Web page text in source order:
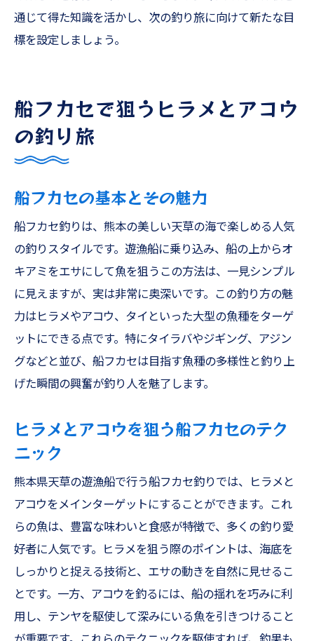
通じて得た知識を活かし、次の釣り旅に向けて新たな目
標を設定しましょう。
船フカセで狙うヒラメとアコウ
の釣り旅
船フカセの基本とその魅力
船フカセ釣りは、熊本の美しい天草の海で楽しめる人気
の釣りスタイルです。遊漁船に乗り込み、船の上からオ
キアミをエサにして魚を狙うこの方法は、一見シンプル
に見えますが、実は非常に奥深いです。この釣り方の魅
力はヒラメやアコウ、タイといった大型の魚種をターゲ
ットにできる点です。特にタイラバやジギング、アジン
グなどと並び、船フカセは目指す魚種の多様性と釣り上
げた瞬間の興奮が釣り人を魅了します。
ヒラメとアコウを狙う船フカセのテク
ニック
熊本県天草の遊漁船で行う船フカセ釣りでは、ヒラメと
アコウをメインターゲットにすることができます。これ
らの魚は、豊富な味わいと食感が特徴で、多くの釣り愛
好者に人気です。ヒラメを狙う際のポイントは、海底を
しっかりと捉える技術と、エサの動きを自然に見せるこ
とです。一方、アコウを釣るには、船の揺れを巧みに利
用し、テンヤを駆使して深みにいる魚を引きつけること